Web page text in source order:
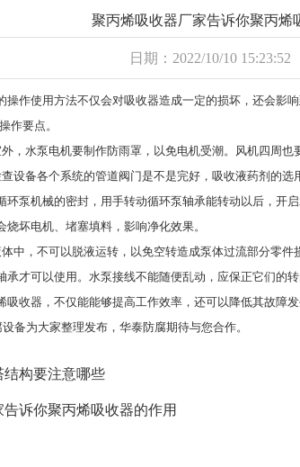
聚丙烯吸收器厂家告诉你聚丙烯
日期：2022/10/10
作使用方法不仅会对吸收器造成一定的损坏，还会影
作要点。
水泵电机要制作防雨罩，以免电机受潮。风机四周也
备各个系统的管道阀门是不是完好，吸收液药剂的选
环泵机械的密封，用手转动循环泵轴承能转动以后，开
坏电机、堵塞填料，影响净化效果。
，不可以脱液运转，以免空转造成泵体过流部分零件
才可以使用。水泵接线不能随便乱动，应保正它们的
器，不仅能能够提高工作效率，还可以降低其故障
备为大家整理发布，华泰防腐期待与您合作。
构要注意哪些
诉你聚丙烯吸收器的作用